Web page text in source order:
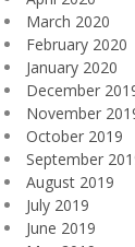
March 2020
February 2020
January 2020
December
November
October 2019
September
August 2019
July 2019
June 2019